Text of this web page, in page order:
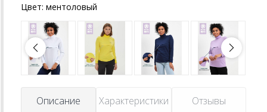
Цвет: ментоловый
Описание Характеристики Отзывы